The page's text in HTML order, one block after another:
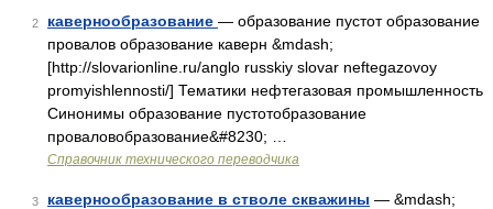
2 кавернообразование — образование пустот образование
провалов образование каверн &mdash;
[http://slovarionline.ru/anglo russkiy slovar neftegazovoy
promyishlennosti/] Тематики нефтегазовая промышленность
Синонимы образование пустотобразование
проваловобразование&#8230; …
Справочник технического переводчика
3 кавернообразование в стволе скважины — &mdash;